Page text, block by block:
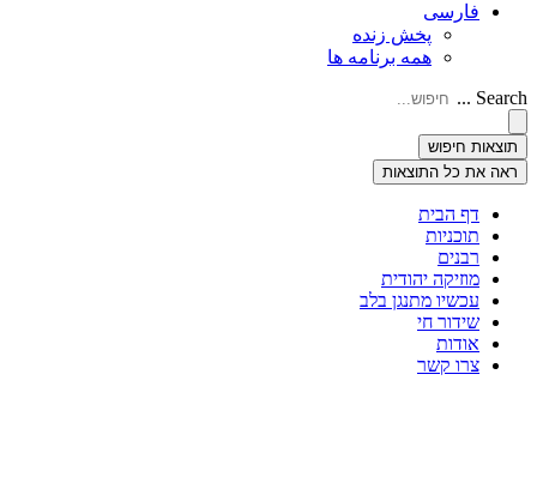
فارسی
پخش زنده
همه برنامه ها
Search ...
תוצאות חיפוש
ראה את כל התוצאות
דף הבית
תוכניות
רבנים
מוזיקה יהודית
עכשיו מתנגן בלב
שידור חי
אודות
צרו קשר